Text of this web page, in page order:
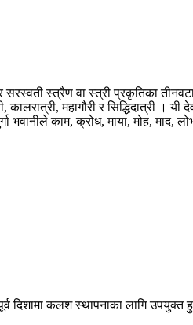
र सरस्वती स्त्रैण वा स्त्री प्रकृतिका
महागौरी र सिद्धिदात्री ।
भवानीले काम, क्रोध, माया, मोह, माद,
दिशामा कलश स्थापनाका लागि